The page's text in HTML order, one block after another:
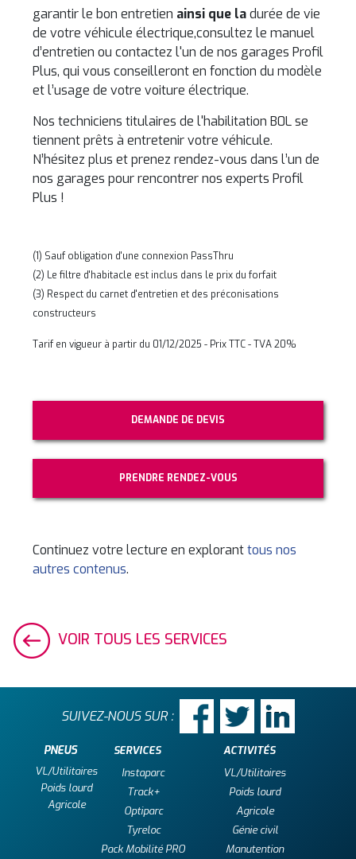
VOIR TOUS LES SERVICES
garantir le bon entretien ainsi que ladurée de vie
de votre véhicule électrique,consultez le manuel
d’entretien ou contactez l'un de nos garages Profil
Plus, qui vous conseilleront en fonction du modèle
et l’usage de votre voiture électrique.
Nos techniciens titulaires de l'habilitation B0L se
tiennent prêts à entretenir votre véhicule.
N’hésitez plus et prenez rendez-vous dans l’un de
nos garages pour rencontrer nos experts Profil
Plus !
(1) Sauf obligation d'une connexion PassThru
(2) Le filtre d'habitacle est inclus dans le prix du forfait
(3) Respect du carnet d'entretien et des préconisations
constructeurs
Tarif en vigueur à partir du 01/12/2025 - Prix TTC - TVA 20%
DEMANDE DE DEVIS
PRENDRE RENDEZ-VOUS
Continuez votre lecture en exploranttous nos
autres contenus.
PNEUS
VL/Utilitaires
Poids lourd
Agricole
SERVICES
Instaparc
Track+
Optiparc
Tyreloc
Pack Mobilité PRO
ACTIVITÉS
VL/Utilitaires
Poids lourd
Agricole
Génie civil
Manutention
SUIVEZ-NOUS SUR :